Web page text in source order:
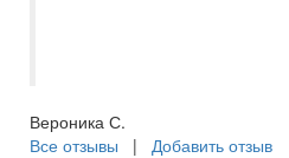
Вероника С.
Все отзывы | Добавить отзыв